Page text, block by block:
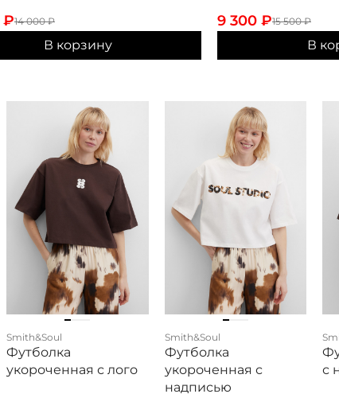
14 000₽
₽
В корзину
15 500₽
9 300 ₽
В
Smith&Soul
Футболка
укороченная с лого
Smith&Soul
Футболка
укороченная с
надписью
с